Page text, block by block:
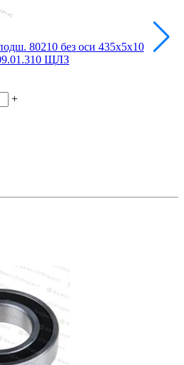
80210 без оси 435х5х10
ЩЛЗ
+